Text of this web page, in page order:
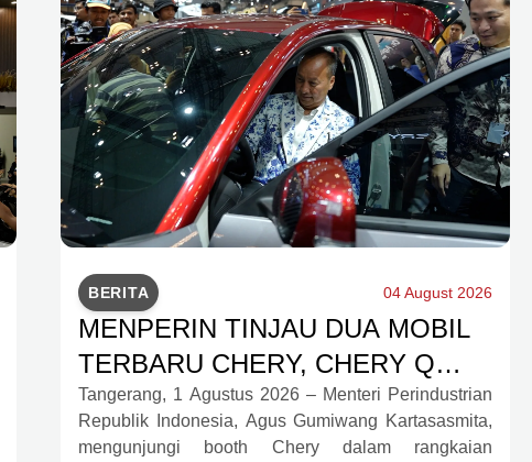
BERITA 04 August 2026
MENPERIN TINJAU DUA MOBIL
TERBARU CHERY, CHERY Q
DAN J6T CSH YANG JADI
SOROTAN DI GIIAS 2026
Tangerang, 1 Agustus 2026 – Menteri Perindustrian
Republik Indonesia, Agus Gumiwang Kartasasmita,
mengunjungi booth Chery dalam rangkaian